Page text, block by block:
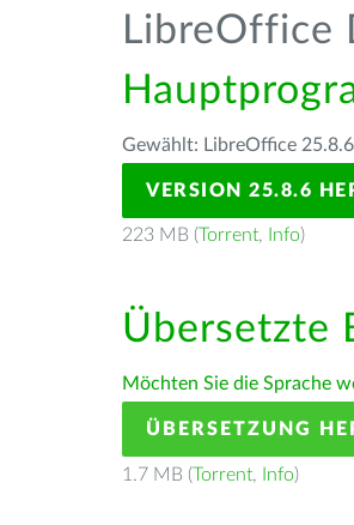
LibreOffice
Gewählt: LibreOffice
VERSION 25.8.6
223 MB (Torrent, Info)
Übersetzte
Möchten Sie die Sprache
ÜBERSETZUNG
1.7 MB (Torrent, Info)